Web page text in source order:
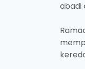
abadi